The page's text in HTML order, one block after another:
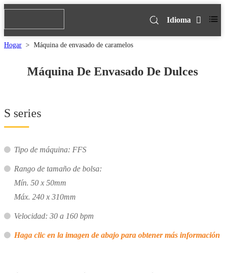
Idioma
Hogar > Máquina de envasado de caramelos
Máquina De Envasado De Dulces
S series
Tipo de máquina: FFS
Rango de tamaño de bolsa:
Mín. 50 x 50mm
Máx. 240 x 310mm
Velocidad: 30 a 160 bpm
Haga clic en la imagen de abajo para obtener más información